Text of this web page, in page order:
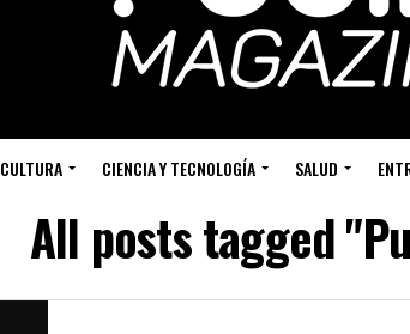
CULTURA CIENCIA Y TECNOLOGÍA SALUD
All posts tagged